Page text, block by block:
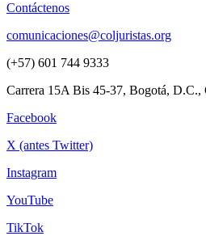
Contáctenos
comunicaciones@coljuristas.org
(+57) 601 744 9333
Carrera 15A Bis 45-37, Bogotá, D.C.,
Facebook
X (antes Twitter)
Instagram
YouTube
TikTok